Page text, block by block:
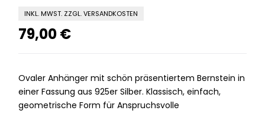
INKL. MWST. ZZGL. VERSANDKOSTEN
79,00€
Ovaler Anhänger mit schön präsentiertem Bernstein in
einer Fassung aus 925er Silber. Klassisch, einfach,
geometrische Form für Anspruchsvolle